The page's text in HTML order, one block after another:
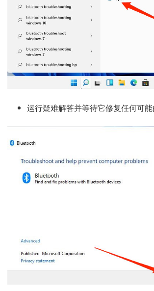
运行疑难解答并等待它修复任何可能